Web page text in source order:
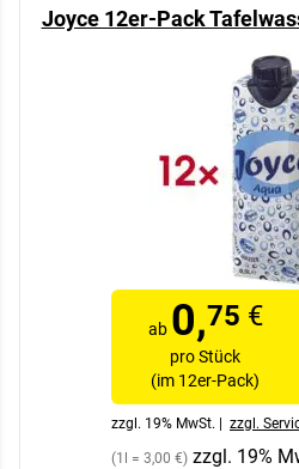
Joyce 12er-Pack
ab 0,75 €
pro Stück
(im 12er-Pack)
zzgl. 19% MwSt. | zzgl.
(1l = 3,00 €) zzgl. 19%